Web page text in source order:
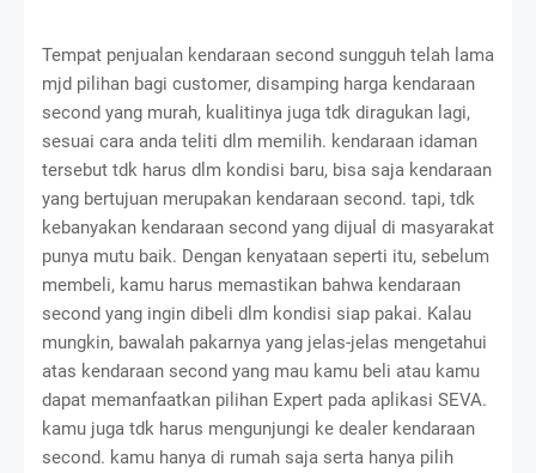
Tempat penjualan kendaraan second sungguh telah lama
mjd pilihan bagi customer, disamping harga kendaraan
second yang murah, kualitinya juga tdk diragukan lagi,
sesuai cara anda teliti dlm memilih. kendaraan idaman
tersebut tdk harus dlm kondisi baru, bisa saja kendaraan
yang bertujuan merupakan kendaraan second. tapi, tdk
kebanyakan kendaraan second yang dijual di masyarakat
punya mutu baik. Dengan kenyataan seperti itu, sebelum
membeli, kamu harus memastikan bahwa kendaraan
second yang ingin dibeli dlm kondisi siap pakai. Kalau
mungkin, bawalah pakarnya yang jelas-jelas mengetahui
atas kendaraan second yang mau kamu beli atau kamu
dapat memanfaatkan pilihan Expert pada aplikasi SEVA.
kamu juga tdk harus mengunjungi ke dealer kendaraan
second. kamu hanya di rumah saja serta hanya pilih